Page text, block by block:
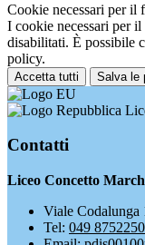
Cookie necessari per il
I cookie necessari per
disabilitati. È possibile
policy.
Accetta tutti Salva le
Contatti
Liceo Concetto
Viale Codalunga
Tel: 049 8752250